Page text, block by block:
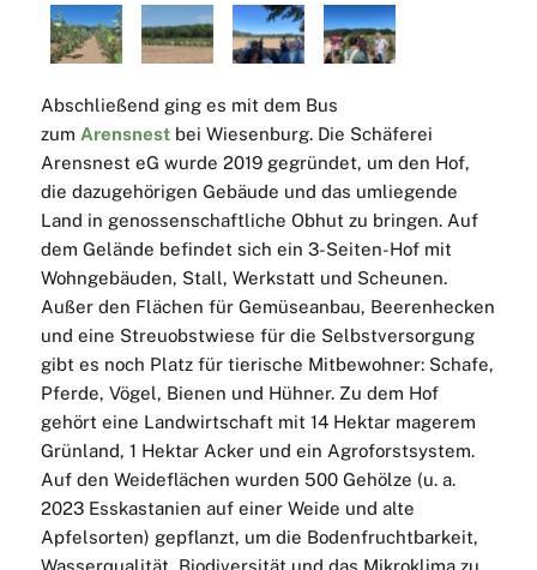
Abschließend ging es mit dem Bus
zum Arensnestbei Wiesenburg. Die Schäferei
Arensnest eG wurde 2019 gegründet, um den Hof,
die dazugehörigen Gebäude und das umliegende
Land in genossenschaftliche Obhut zu bringen. Auf
dem Gelände befindet sich ein 3-Seiten-Hof mit
Wohngebäuden, Stall, Werkstatt und Scheunen.
Außer den Flächen für Gemüseanbau, Beerenhecken
und eine Streuobstwiese für die Selbstversorgung
gibt es noch Platz für tierische Mitbewohner: Schafe,
Pferde, Vögel, Bienen und Hühner. Zu dem Hof
gehört eine Landwirtschaft mit 14 Hektar magerem
Grünland, 1 Hektar Acker und ein Agroforstsystem.
Auf den Weideflächen wurden 500 Gehölze (u. a.
2023 Esskastanien auf einer Weide und alte
Apfelsorten) gepflanzt, um die Bodenfruchtbarkeit,
Wasserqualität, Biodiversität und das Mikroklima zu